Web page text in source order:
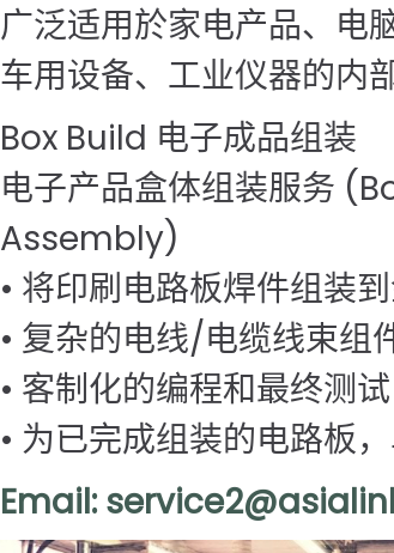
广泛适用於家电产品、电
车用设备、工业仪器的内
Box Build 电子成品组装
电子产品盒体组装服务
Assembly)
• 将印刷电路板焊件组装
• 复杂的电线/电缆线束组
• 客制化的编程和最终测试
• 为已完成组装的电路板
Email: